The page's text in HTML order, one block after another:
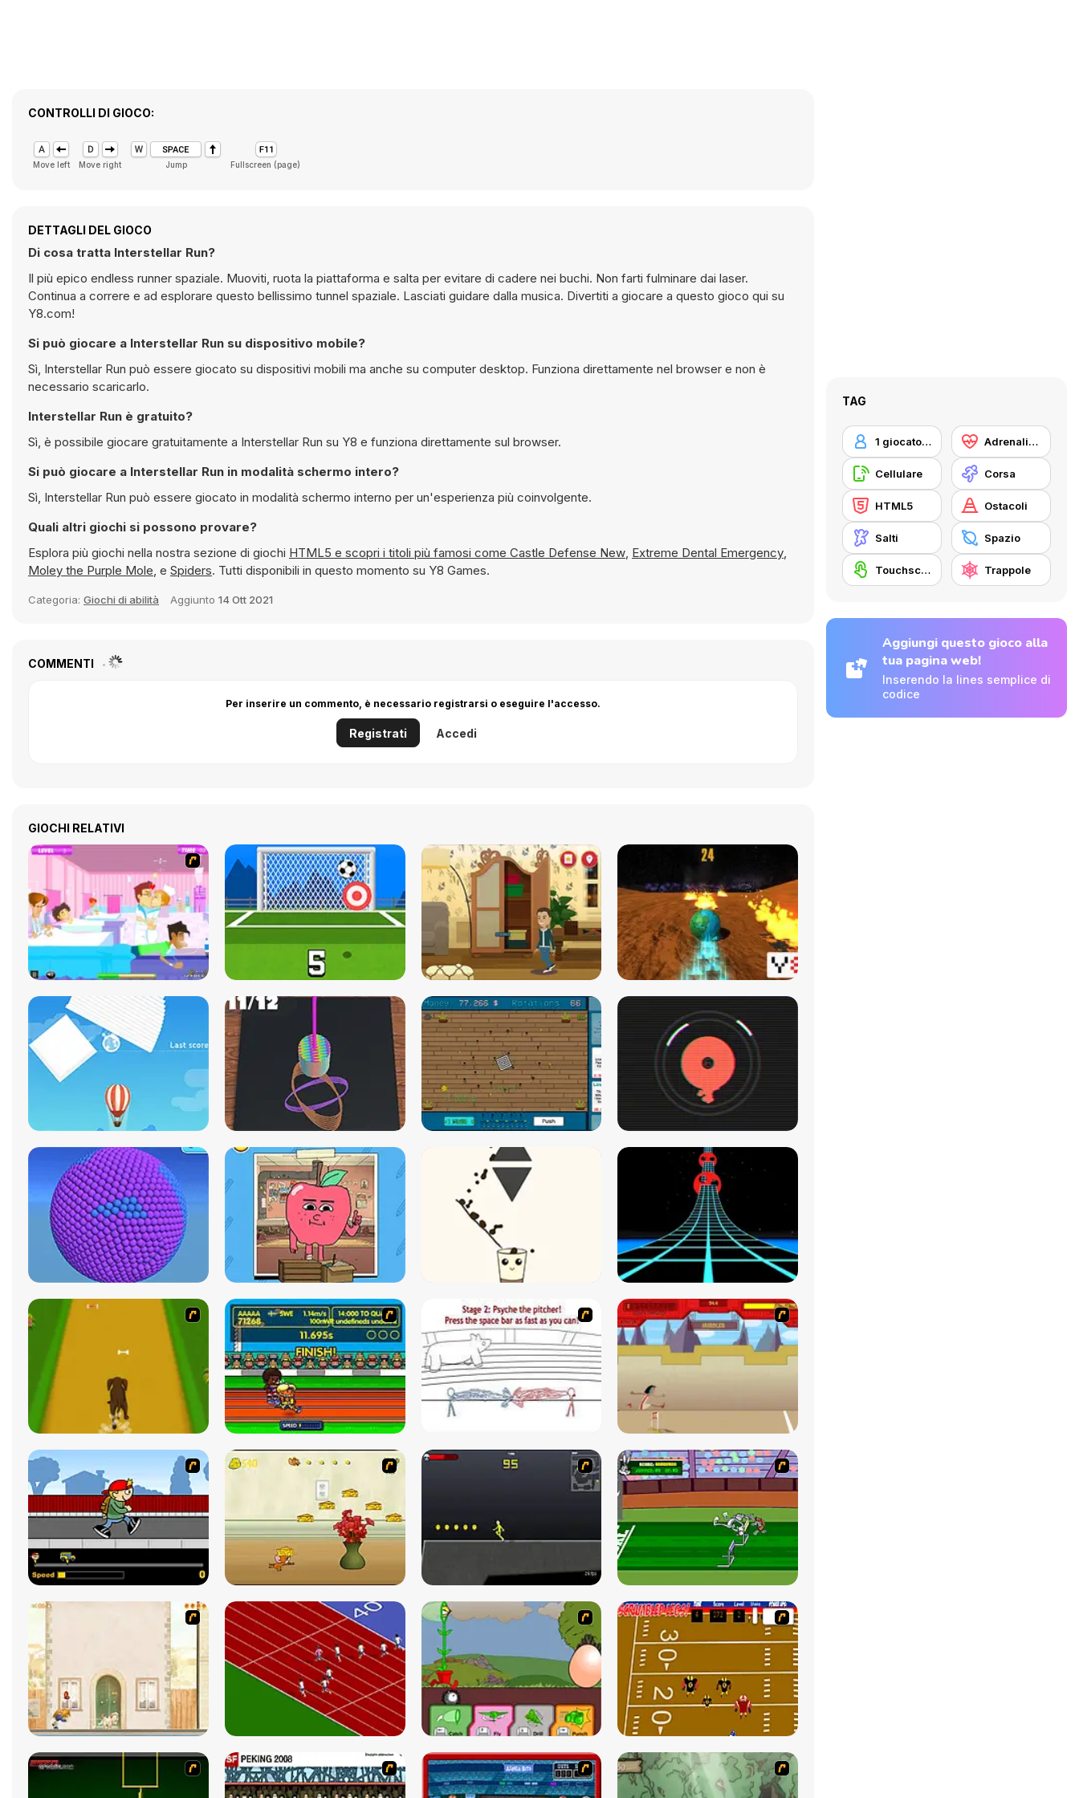
CONTROLLI DI GIOCO:
Move left Move right Jump Fullscreen (page)
DETTAGLI DEL GIOCO
Di cosa tratta Interstellar Run?
Il più epico endless runner spaziale. Muoviti, ruota la piattaforma e salta per evitare di cadere nei buchi. Non farti fulminare dai laser.
Continua a correre e ad esplorare questo bellissimo tunnel spaziale. Lasciati guidare dalla musica. Divertiti a giocare a questo gioco qui su
Y8.com!
Si può giocare a Interstellar Run su dispositivo mobile?
Sì, Interstellar Run può essere giocato su dispositivi mobili ma anche su computer desktop. Funziona direttamente nel browser e non è
necessario scaricarlo.
Interstellar Run è gratuito?
Sì, è possibile giocare gratuitamente a Interstellar Run su Y8 e funziona direttamente sul browser.
Si può giocare a Interstellar Run in modalità schermo intero?
Sì, Interstellar Run può essere giocato in modalità schermo interno per un'esperienza più coinvolgente.
Quali altri giochi si possono provare?
Esplora più giochi nella nostra sezione di giochi
HTML5 e scopri i titoli più famosi come Castle Defense New, Extreme Dental Emergency,
Moley the Purple Mole, e Spiders. Tutti disponibili in questo momento su Y8 Games.
Categoria: Giochi di abilità Aggiunto 14 Ott 2021
COMMENTI
Per inserire un commento, è necessario registrarsi o eseguire l'accesso.
Registrati Accedi
GIOCHI RELATIVI
TAG
1 giocatore Adrenalina
Cellulare Corsa
HTML5 Ostacoli
Salti Spazio
Touchscreen Trappole
Aggiungi questo gioco alla
tua pagina web!
Inserendo la lines semplice di
codice